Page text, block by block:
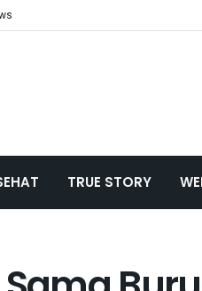
TRUE STORY